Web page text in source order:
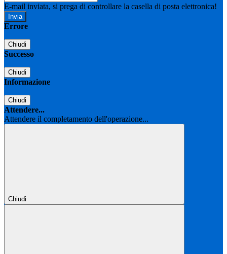
E-mail inviata, si prega di controllare la casella di posta elettronica!
Errore
Chiudi
Successo
Chiudi
Informazione
Chiudi
Attendere...
Attendere il completamento dell'operazione...
Chiudi